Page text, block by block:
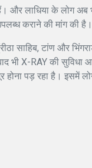
लाधिया के लोग अब
कराने की मांग की है।
साहिब, टांण और
भी X-RAY की
पड़ रहा है। इसमें